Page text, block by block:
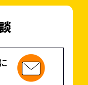
室
ページやブログ
ル形式】
ーポイント形式